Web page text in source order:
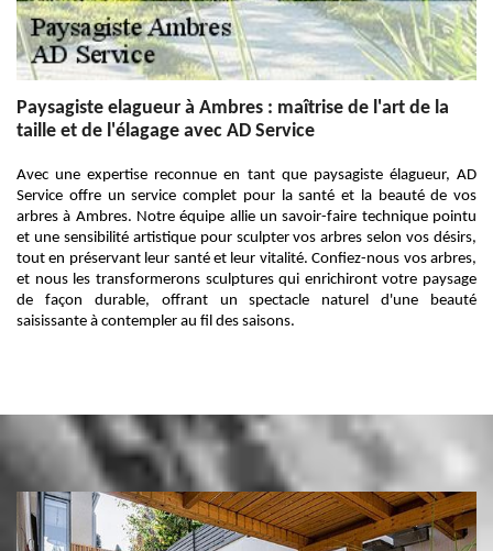
Paysagiste elagueur à Ambres : maîtrise de l'art de la
taille et de l'élagage avec AD Service
Avec une expertise reconnue en tant que paysagiste élagueur, AD
Service offre un service complet pour la santé et la beauté de vos
arbres à Ambres. Notre équipe allie un savoir-faire technique pointu
et une sensibilité artistique pour sculpter vos arbres selon vos désirs,
tout en préservant leur santé et leur vitalité. Confiez-nous vos arbres,
et nous les transformerons sculptures qui enrichiront votre paysage
de façon durable, offrant un spectacle naturel d'une beauté
saisissante à contempler au fil des saisons.